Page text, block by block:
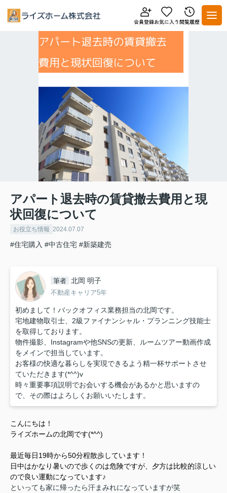
アパート退去時の賃貸撤去費用と現
状回復について
お役立ち情報 2024.07.07
#住宅購入 #中古住宅 #新築建売
筆者 北岡 明子
不動産キャリア5年
初めまして！バックオフィス業務担当の北岡です。
宅地建物取引士、2級ファイナンシャル・プランニング技能士
を取得しております。
物件撮影、Instagramや他SNSの更新、ルームツアー動画作成
をメインで担当しています。
お客様の快適な暮らしを実現できるよう精一杯サポートさせ
ていただきます(*^^)v
時々重要事項説明でお会いする機会があるかと思いますの
で、その際はよろしくお願いいたします。
こんにちは！
ライズホームの北岡です(*^^)
最近毎日19時から50分程散歩しています！
日中はかなり暑いので歩くのは危険ですが、夕方は比較的涼しい
ので良い運動になっています♪
といっても家に帰ったら汗まみれになっていますが笑